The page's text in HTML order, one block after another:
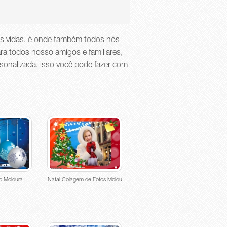
vidas, é onde também todos nós
todos nosso amigos e familiares,
isso você pode fazer com
Moldura Natal Colagem de Fotos Moldura